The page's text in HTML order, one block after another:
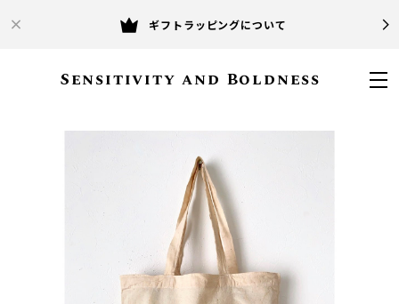
ギフトラッピングについて
Sensitivity and Boldness